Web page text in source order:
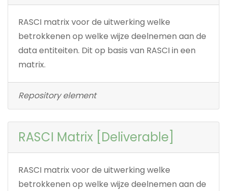
RASCI matrix voor de uitwerking welke
betrokkenen op welke wijze deelnemen aan de
data entiteiten. Dit op basis van RASCI in een
matrix.
Repository element
RASCI Matrix [Deliverable]
RASCI matrix voor de uitwerking welke
betrokkenen op welke wijze deelnemen aan de